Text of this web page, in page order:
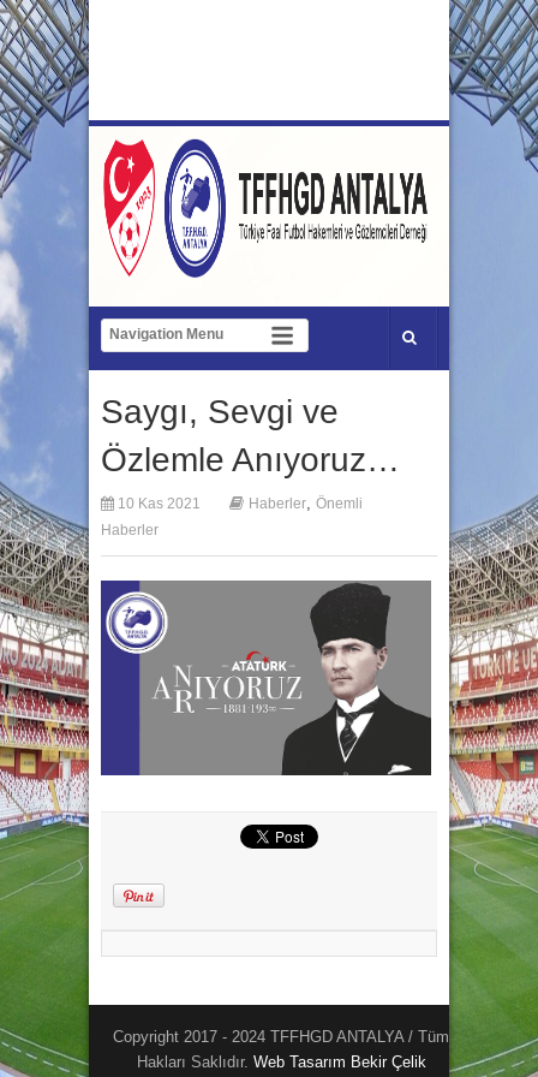
Saygı, Sevgi ve
Özlemle Anıyoruz…
10 Kas 2021 Haberler, Önemli
Haberler
Copyright 2017 - 2024 TFFHGD ANTALYA / Tüm
Hakları Saklıdır. Web Tasarım Bekir Çelik